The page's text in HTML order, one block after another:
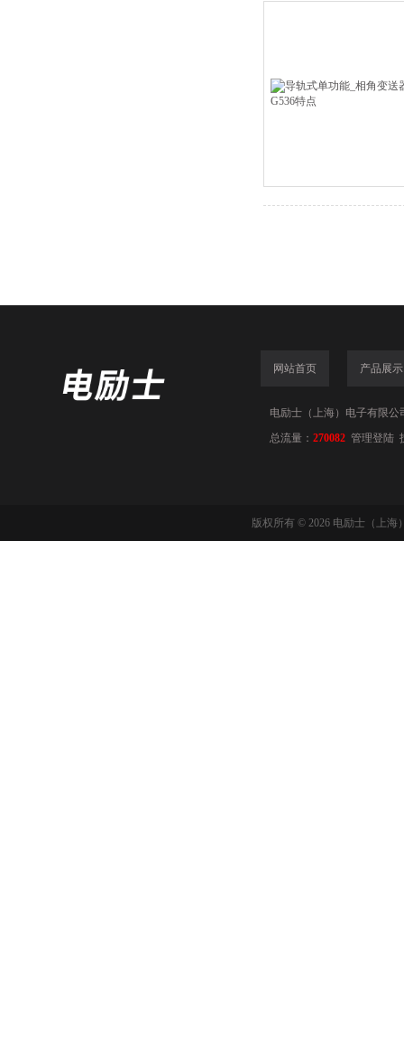
网站首页 产品展示
电励士（上海）电子有限公
总流量： 270082 管理登陆
版权所有 © 2026 电励士（上